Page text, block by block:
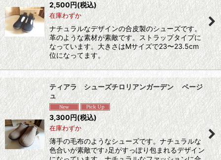
2,500円(税込)
在庫わずか
ナチュラルなデザインの合皮製のシューズです。
革のような素材が素敵です。ストラップタイプに
なっています。大きさはMサイズで23〜23.5cm
位になってます。
ティアラ シューズチロリアンガーデン ベージ
ュ
3,300円(税込)
在庫わずか
薄手の毛布のようなシューズです。ナチュラルな
色合いが素敵です♪足がすっぽり包まれるデザイン